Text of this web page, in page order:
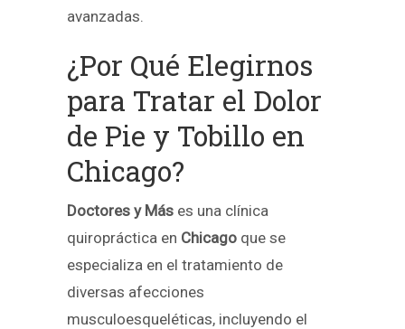
avanzadas.
¿Por Qué Elegirnos
para Tratar el Dolor
de Pie y Tobillo en
Chicago?
Doctores y Más es una clínica
quiropráctica en Chicago que se
especializa en el tratamiento de
diversas afecciones
musculoesqueléticas, incluyendo el